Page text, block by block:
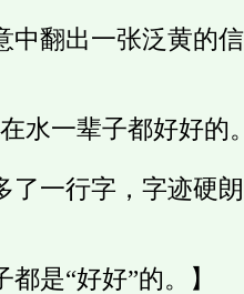
中翻出一张泛黄的
水一辈子都好好的
了一行字，字迹硬
都是“好好”的。】